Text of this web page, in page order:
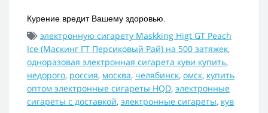
Курение вредит Вашему здоровью.
электронную сигарету Maskking Higt GT Peach
Ice (Маскинг ГТ Персиковый Рай) на 500 затяжек,
одноразовая электронная сигарета куви купить,
недорого, россия, москва, челябинск, омск, купить
оптом электронные сигареты HQD, электронные
сигареты с доставкой, электронные сигареты, кув